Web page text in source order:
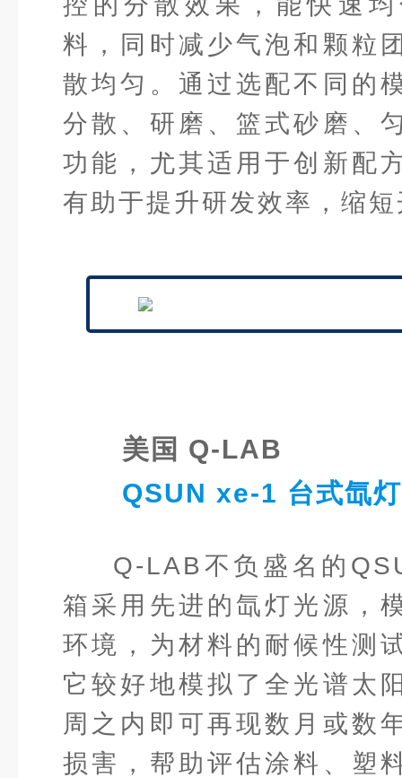
料，同时减少气泡和颗粒
散均匀。通过选配不同的
分散、研磨、篮式砂磨、
功能，尤其适用于创新配
有助于提升研发效率，缩
美国 Q-LAB
QSUN xe-1 台式氙
Q-LAB不负盛名的
箱采用先进的氙灯光源，
环境，为材料的耐候性测
它较好地模拟了全光谱太
周之内即可再现数月或数
损害，帮助评估涂料、塑